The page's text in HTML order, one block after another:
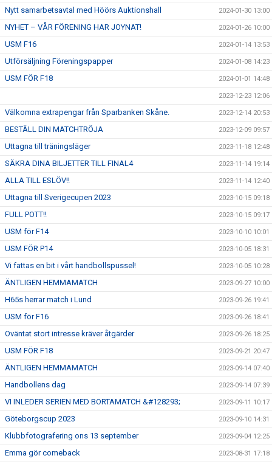
Nytt samarbetsavtal med Höörs Auktionshall 2024-01-30 13:00
NYHET – VÅR FÖRENING HAR JOYNAT! 2024-01-26 10:00
USM F16 2024-01-14 13:53
Utförsäljning Föreningspapper 2024-01-08 14:23
USM FÖR F18 2024-01-01 14:48
2023-12-23 12:06
Välkomna extrapengar från Sparbanken Skåne. 2023-12-14 20:53
BESTÄLL DIN MATCHTRÖJA 2023-12-09 09:57
Uttagna till träningsläger 2023-11-18 12:48
SÄKRA DINA BILJETTER TILL FINAL4 2023-11-14 19:14
ALLA TILL ESLÖV!! 2023-11-14 12:40
Uttagna till Sverigecupen 2023 2023-10-15 09:18
FULL POTT!! 2023-10-15 09:17
USM för F14 2023-10-10 10:01
USM FÖR P14 2023-10-05 18:31
Vi fattas en bit i vårt handbollspussel! 2023-10-05 10:28
ÄNTLIGEN HEMMAMATCH 2023-09-27 10:00
H65s herrar match i Lund 2023-09-26 19:41
USM för F16 2023-09-26 18:41
Oväntat stort intresse kräver åtgärder 2023-09-26 18:25
USM FÖR F18 2023-09-21 20:47
ÄNTLIGEN HEMMAMATCH 2023-09-14 07:40
Handbollens dag 2023-09-14 07:39
VI INLEDER SERIEN MED BORTAMATCH &#128293; 2023-09-11 10:17
Göteborgscup 2023 2023-09-10 14:31
Klubbfotografering ons 13 september 2023-09-04 12:25
Emma gör comeback 2023-08-31 17:18